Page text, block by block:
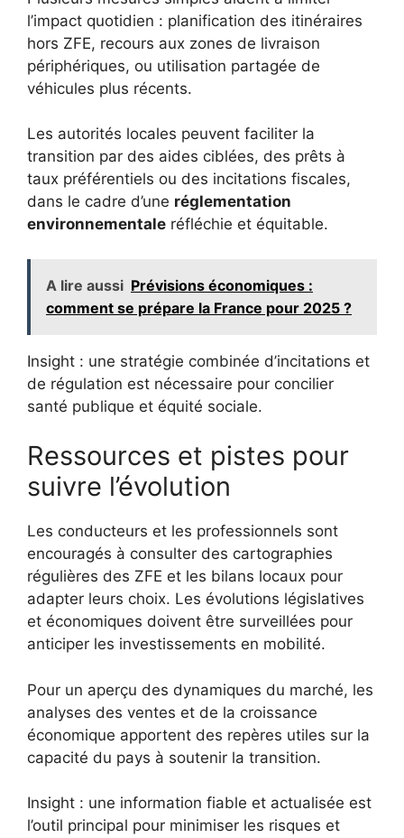
l’impact quotidien : planification des itinéraires
hors ZFE, recours aux zones de livraison
périphériques, ou utilisation partagée de
véhicules plus récents.
Les autorités locales peuvent faciliter la
transition par des aides ciblées, des prêts à
taux préférentiels ou des incitations fiscales,
dans le cadre d’une réglementation
environnementale réfléchie et équitable.
A lire aussi Prévisions économiques :
comment se prépare la France pour 2025 ?
Insight : une stratégie combinée d’incitations et
de régulation est nécessaire pour concilier
santé publique et équité sociale.
Ressources et pistes pour
suivre l’évolution
Les conducteurs et les professionnels sont
encouragés à consulter des cartographies
régulières des ZFE et les bilans locaux pour
adapter leurs choix. Les évolutions législatives
et économiques doivent être surveillées pour
anticiper les investissements en mobilité.
Pour un aperçu des dynamiques du marché, les
analyses des ventes et de la croissance
économique apportent des repères utiles sur la
capacité du pays à soutenir la transition.
Insight : une information fiable et actualisée est
l’outil principal pour minimiser les risques et